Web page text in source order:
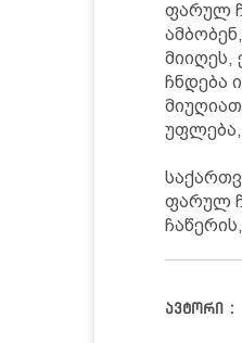
ფარულ
მიიღეს,
ჩნდება
უფლება,
ფარულ
ავტორი :